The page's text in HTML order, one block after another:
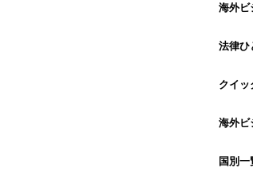
海外ビ
法律ひ
クイッ
海外ビ
国別一